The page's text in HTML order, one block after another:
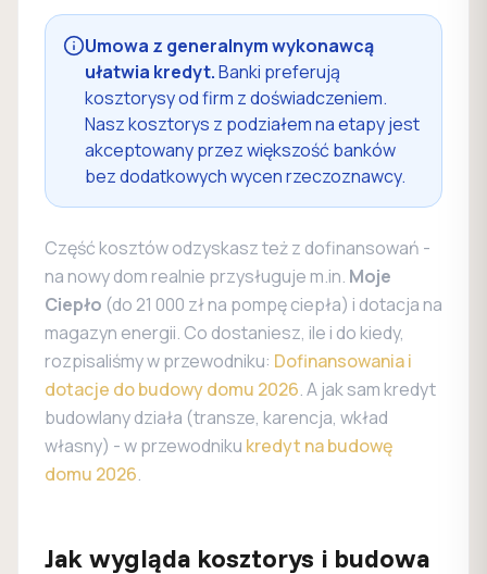
Umowa z generalnym wykonawcą
ułatwia kredyt.Banki preferują
kosztorysy od firm z doświadczeniem.
Nasz kosztorys z podziałem na etapy jest
akceptowany przez większość banków
bez dodatkowych wycen rzeczoznawcy.
Część kosztów odzyskasz też z dofinansowań -
na nowy dom realnie przysługuje m.in. Moje
Ciepło (do 21 000 zł na pompę ciepła) i dotacja na
magazyn energii. Co dostaniesz, ile i do kiedy,
rozpisaliśmy w przewodniku: Dofinansowania i
dotacje do budowy domu 2026. A jak sam kredyt
budowlany działa (transze, karencja, wkład
własny) - w przewodniku kredyt na budowę
domu 2026.
Jak wygląda kosztorys i budowa